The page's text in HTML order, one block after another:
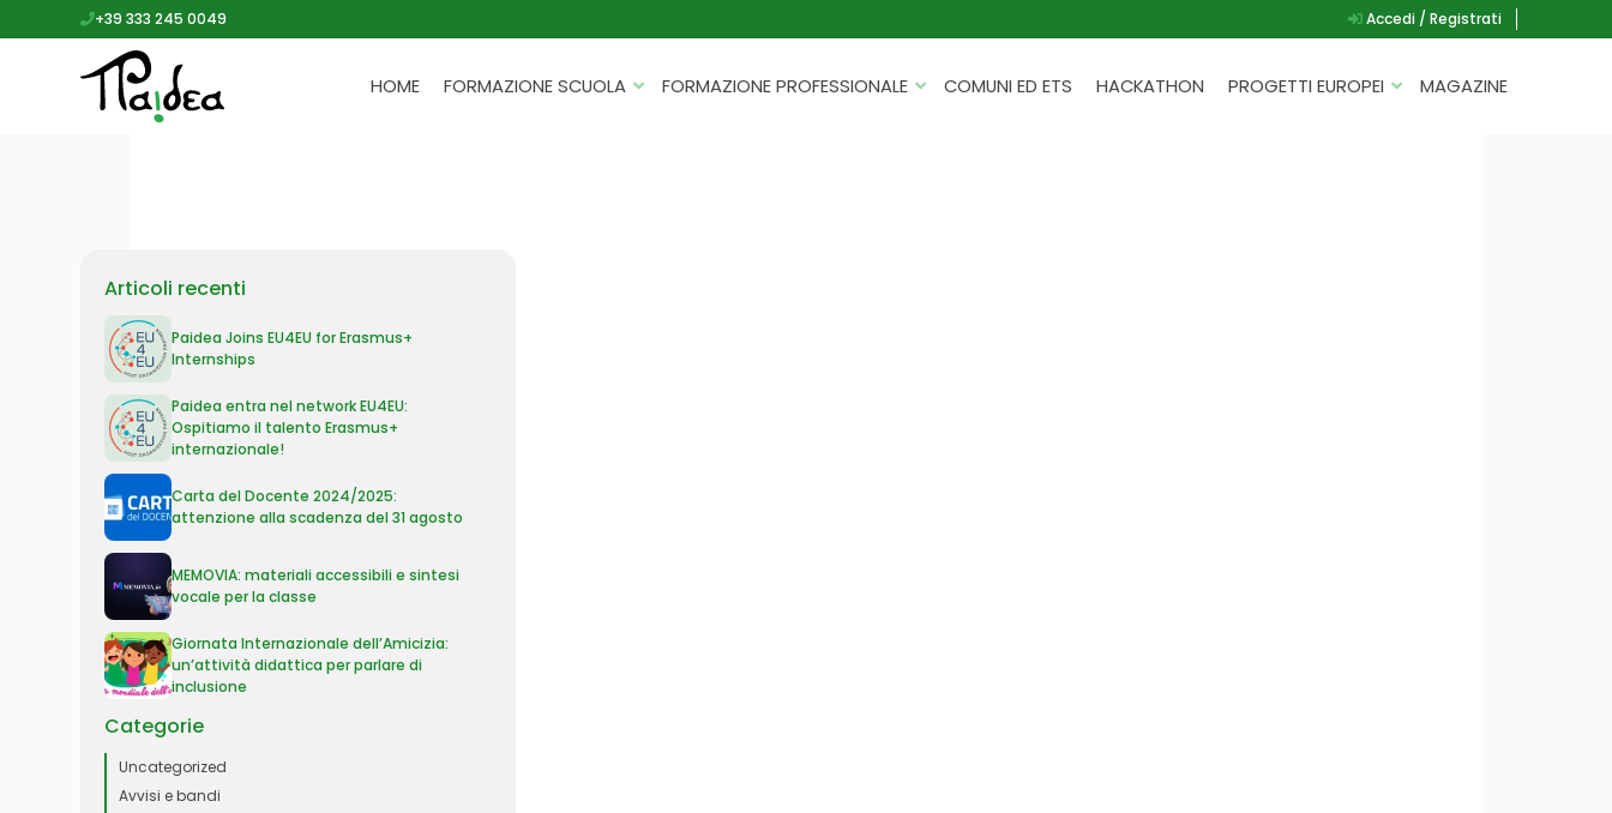
+39 333 245 0049 Accedi / Registrati
HOME FORMAZIONE SCUOLA FORMAZIONE PROFESSIONALE COMUNI ED ETS HACKATHON PROGETTI EUROPEI MAGAZINE
Articoli recenti
Paidea Joins EU4EU for Erasmus+
Internships
Paidea entra nel network EU4EU:
Ospitiamo il talento Erasmus+
internazionale!
Carta del Docente 2024/2025:
attenzione alla scadenza del 31 agosto
MEMOVIA: materiali accessibili e sintesi
vocale per la classe
Giornata Internazionale dell’Amicizia:
un’attività didattica per parlare di
inclusione
Categorie
Uncategorized
Avvisi e bandi